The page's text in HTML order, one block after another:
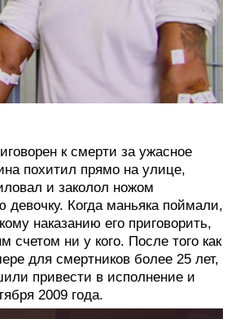
к смерти за ужасное
похитил прямо на улице,
и заколол ножом
девочку. Когда маньяка поймали,
наказанию его приговорить,
счетом ни у кого. После того как
для смертников более 25 лет,
привести в исполнение и
2009 года.